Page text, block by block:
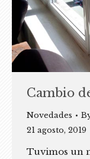
Cambio
Novedades
21 agosto, 2019
Tuvimos un